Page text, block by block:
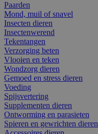
Paarden
Mond, muil of snavel
Insecten dieren
Insectenwerend
Tekentangen
Verzorging beten
Vlooien en teken
Wondzorg dieren
Gemoed en stress dieren
Voeding
Spijsvertering
Supplementen dieren
Ontworming en parasieten
Spieren en gewrichten dieren